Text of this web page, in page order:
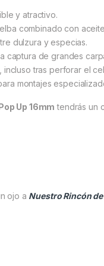
y atractivo.
combinado con
dulzura y especias.
captura de grandes
incluso tras perforar el
montajes
Up 16mm tendrás un
ojo a Nuestro Rincón